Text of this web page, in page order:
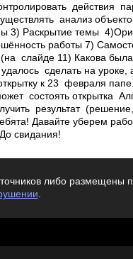
действия
анализ
3) Раскрытие темы
работы 7)
слайде 11) Какова была
сделать на
к 23 февраля
состоять открытка
результат
­Давайте уберем
свидания!
либо размещены
.